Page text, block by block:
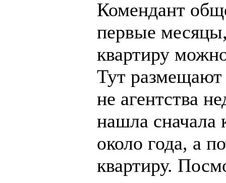
Комендант
первые
квартиру
Тут размещают
не агентства
нашла сначала
около года, а
квартиру.